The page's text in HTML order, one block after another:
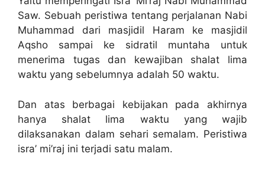
Saw. Sebuah peristiwa tentang perjalanan Nabi
Muhammad dari masjidil Haram ke masjidil
Aqsho sampai ke sidratil muntaha untuk
menerima tugas dan kewajiban shalat lima
waktu yang sebelumnya adalah 50 waktu.
Dan atas berbagai kebijakan pada akhirnya
hanya shalat lima waktu yang wajib
dilaksanakan dalam sehari semalam. Peristiwa
isra’ mi’raj ini terjadi satu malam.